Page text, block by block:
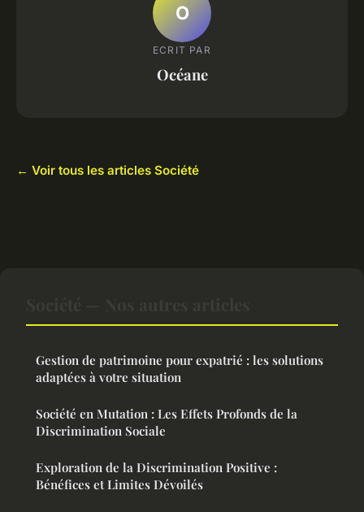
O
ECRIT PAR
Océane
← Voir tous les articles Société
Gestion de patrimoine pour expatrié : les solutions
adaptées à votre situation
Société en Mutation : Les Effets Profonds de la
Discrimination Sociale
Exploration de la Discrimination Positive :
Bénéfices et Limites Dévoilés